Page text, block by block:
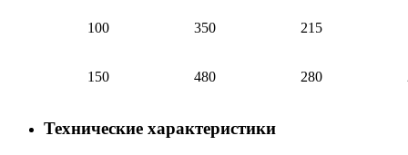
100 350 215
150 480 280
Технические характеристики